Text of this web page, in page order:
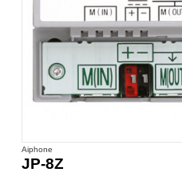
Aiphone
JP-8Z